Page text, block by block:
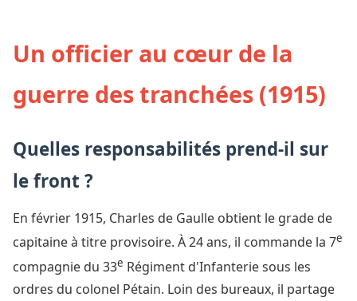
Un officier au cœur de la
guerre des tranchées (1915)
Quelles responsabilités prend-il sur
le front ?
En février 1915, Charles de Gaulle obtient le grade de
capitaine à titre provisoire. À 24 ans, il commande la 7e
compagnie du 33e Régiment d'Infanterie sous les
ordres du colonel Pétain. Loin des bureaux, il partage